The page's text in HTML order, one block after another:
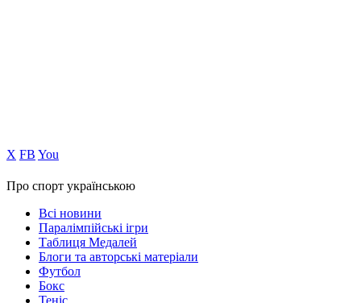
Х FB You
Про спорт українською
Всі новини
Паралімпійські ігри
Таблиця Медалей
Блоги та авторські матеріали
Футбол
Бокс